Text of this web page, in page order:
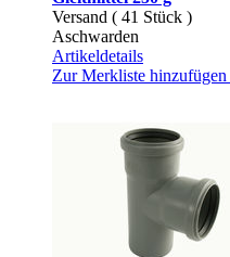
Versand ( 41 Stück )
Aschwarden
Artikeldetails
Zur Merkliste hinzufügen